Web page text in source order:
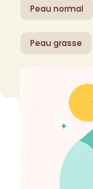
Peau normal
Peau grasse